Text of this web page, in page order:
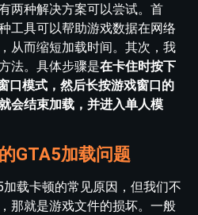
两种解决方案可以尝试。首
工具可以帮助游戏数据在网络
从而缩短加载时间。其次，我
法。具体步骤是在卡住时按下
口模式，然后长按游戏窗口的
会结束加载，并进入单人模
GTA5加载问题
载卡顿的常见原因，但我们不
那就是游戏文件的损坏。一般